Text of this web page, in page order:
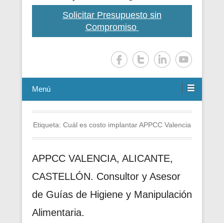
Solicitar Presupuesto sin
Compromiso
Menú
Etiqueta: Cuál es costo implantar APPCC Valencia
APPCC VALENCIA, ALICANTE,
CASTELLÓN. Consultor y Asesor
de Guías de Higiene y Manipulación
Alimentaria.